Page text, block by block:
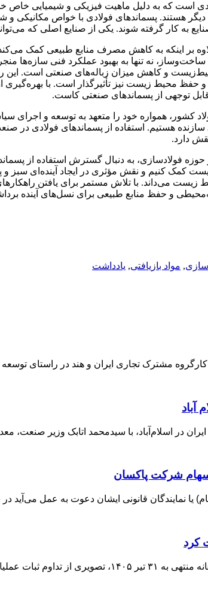
است که به دلیل ماهیت فیزیکی و شیمیایی خاص
هستند. پسماندهای فولادی با خواص مکانیکی و
به کار گرفته شوند. یکی از صنایع اصلی که
اینکه به کاهش مصرف منابع طبیعی کمک می‌کند،
نه تنها به بهبود عملکرد فنی
و کاهش میزان زباله‌های صنعتی است. این
محیط زیست نیز تأثیرگذار است. با بهره‌گیری
توجهی از پسماندهای صنعتی کاست.
کشور، همواره خود را متعهد به توسعه و اجرای
هستیم. استفاده از پسماندهای فولادی در
دارد.
فولادسازی، به دنبال گسترش استفاده از
کمک کنیم و نقش مؤثری در ایجاد آینده‌ای سبز و
می‌داند. با تلاش مستمر برای یافتن راهکارهای
و حفظ منابع طبیعی برای نسل‌های آینده
, مواد بازیافتی, یادداشت
مشترک تجاری ایران و هند در راستای توسعه
شرکت پاكسان
یا نمایندگان قانونی ایشان دعوت به عمل می‌آید
ثبات عملیاتی